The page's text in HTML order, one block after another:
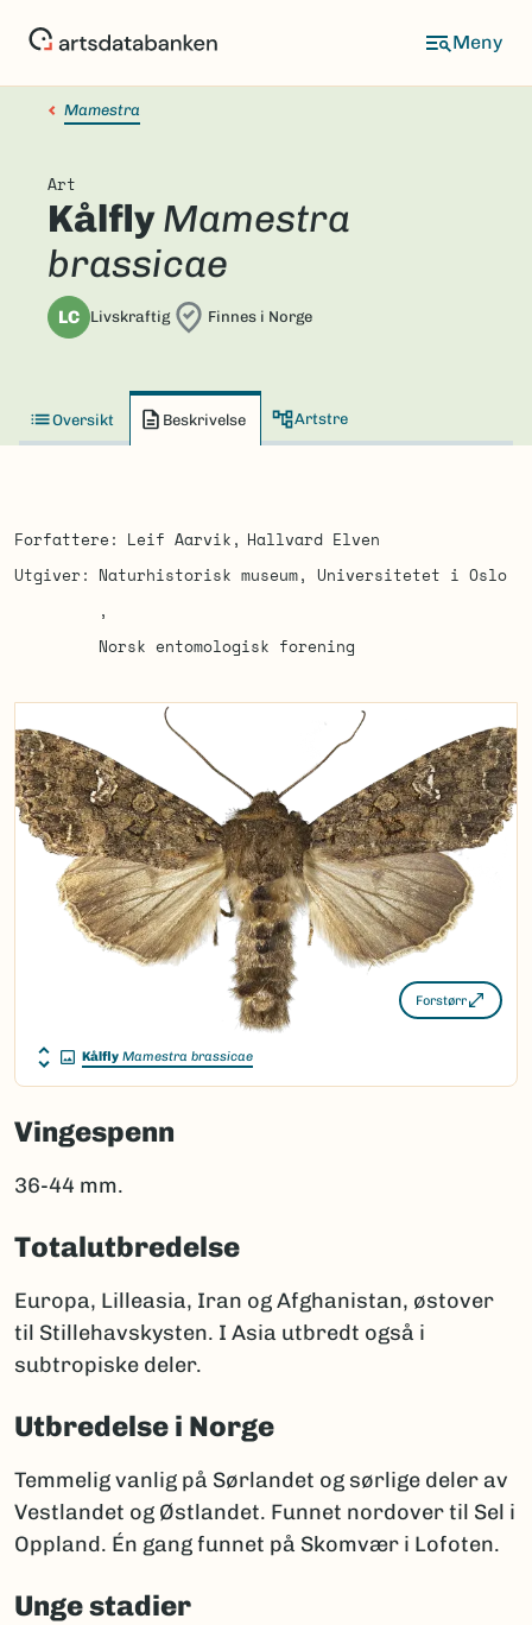
Mamestra
Art
KålflyMamestra
brassicae
LC Livskraftig Finnes i Norge
Oversikt Beskrivelse Artstre
Forfattere Leif Aarvik
Hallvard Elven
Utgiver
Naturhistorisk museum, Universitetet i Oslo
Norsk entomologisk forening
Forstørr
Kålfly Mamestra brassicae
Vingespenn
36-44 mm.
Totalutbredelse
Europa, Lilleasia, Iran og Afghanistan, østover
til Stillehavskysten. I Asia utbredt også i
subtropiske deler.
Utbredelse i Norge
Temmelig vanlig på Sørlandet og sørlige deler av
Vestlandet og Østlandet. Funnet nordover til Sel i
Oppland. Én gang funnet på Skomvær i Lofoten.
Unge stadier